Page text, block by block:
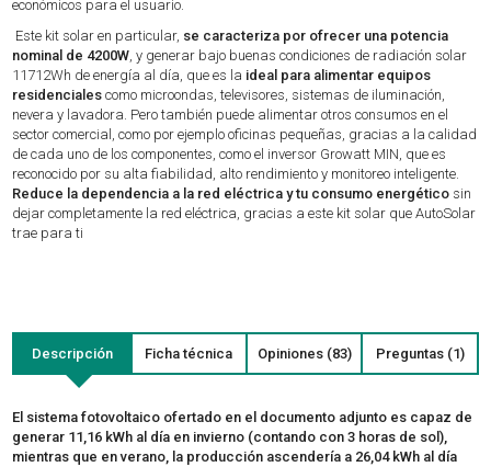
económicos para el usuario.
Este kit solar en particular, se caracteriza por ofrecer una potencia
nominal de 4200W, y generar bajo buenas condiciones de radiación solar
11712Wh de energía al día, que es la ideal para alimentar equipos
residenciales como microondas, televisores, sistemas de iluminación,
nevera y lavadora. Pero también puede alimentar otros consumos en el
sector comercial, como por ejemplo oficinas pequeñas, gracias a la calidad
de cada uno de los componentes, como el inversor Growatt MIN, que es
reconocido por su alta fiabilidad, alto rendimiento y monitoreo inteligente.
Reduce la dependencia a la red eléctrica y tu consumo energético sin
dejar completamente la red eléctrica, gracias a este kit solar que AutoSolar
trae para ti
Descripción Ficha técnica Opiniones (83) Preguntas (1)
El sistema fotovoltaico ofertado en el documento adjunto es capaz de
generar 11,16 kWh al día en invierno (contando con 3 horas de sol),
mientras que en verano, la producción ascendería a 26,04 kWh al día